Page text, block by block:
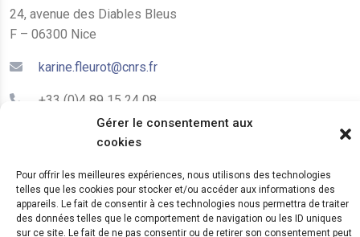
Gérer le consentement aux
cookies
Pour offrir les meilleures expériences, nous utilisons des technologies
telles que les cookies pour stocker et/ou accéder aux informations des
appareils. Le fait de consentir à ces technologies nous permettra de traiter
des données telles que le comportement de navigation ou les ID uniques
sur ce site. Le fait de ne pas consentir ou de retirer son consentement peut
24, avenue des Diables Bleus
F – 06300 Nice
karine.fleurot@cnrs.fr
+33 (0)4 89 15 24 08
LE CEPAM EST HÉBERGÉ PAR